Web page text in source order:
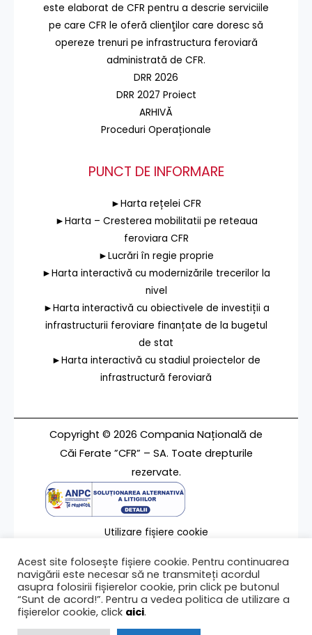
este elaborat de CFR pentru a descrie serviciile
pe care CFR le oferă clienţilor care doresc să
opereze trenuri pe infrastructura feroviară
administrată de CFR.
DRR 2026
DRR 2027 Proiect
ARHIVĂ
Proceduri Operaționale
PUNCT DE INFORMARE
►Harta rețelei CFR
►Harta – Cresterea mobilitatii pe reteaua
feroviara CFR
►Lucrări în regie proprie
►Harta interactivă cu modernizările trecerilor la
nivel
►Harta interactivă cu obiectivele de investiții a
infrastructurii feroviare finanțate de la bugetul
de stat
►Harta interactivă cu stadiul proiectelor de
infrastructură feroviară
Copyright © 2026 Compania Națională de
Căi Ferate ”CFR” – SA. Toate drepturile
rezervate.
Utilizare fișiere cookie
Contact
Ultima modificare a paginii 27/05/2024
Acest site folosește fișiere cookie. Pentru continuarea
navigării este necesar să ne transmiteți acordul
asupra folosirii fișierelor cookie, prin click pe butonul
“Sunt de acord!”. Pentru a vedea politica de utilizare a
fișierelor cookie, click aici.